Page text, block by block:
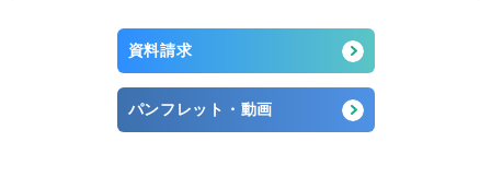
資料請求
パンフレット・動画